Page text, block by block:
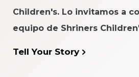
Children's. Lo invitamos a
equipo de Shriners
Tell Your Story